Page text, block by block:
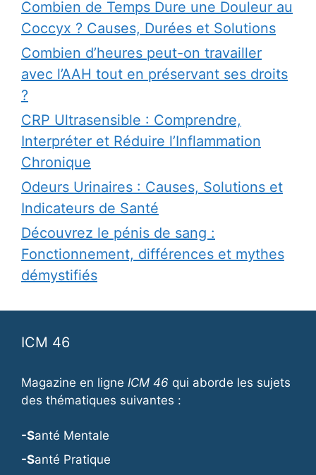
Combien de Temps Dure une Douleur au
Coccyx ? Causes, Durées et Solutions
Combien d’heures peut-on travailler
avec l’AAH tout en préservant ses droits
?
CRP Ultrasensible : Comprendre,
Interpréter et Réduire l’Inflammation
Chronique
Odeurs Urinaires : Causes, Solutions et
Indicateurs de Santé
Découvrez le pénis de sang :
Fonctionnement, différences et mythes
démystifiés
ICM 46
Magazine en ligne ICM 46 qui aborde les sujets
des thématiques suivantes :
-Santé Mentale
-Santé Pratique